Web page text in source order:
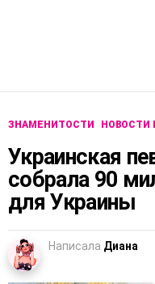
ЗНАМЕНИТОСТИ НОВОСТИ
Украинская
собрала 90
для Украины
Написала Диана